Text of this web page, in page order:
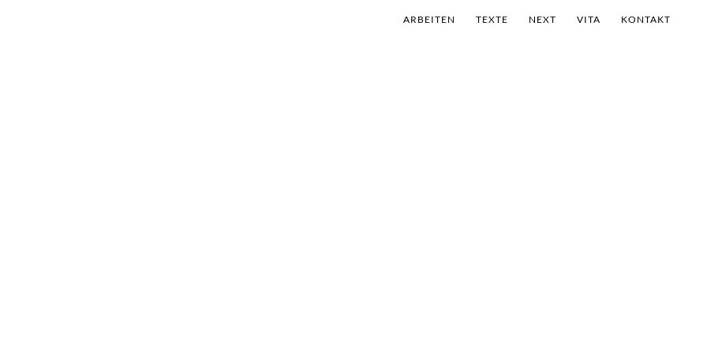
ARBEITEN TEXTE NEXT VITA KONTAKT